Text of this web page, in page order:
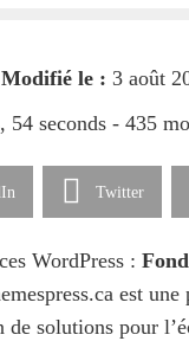
Modifié le : 3 août
54 seconds - 435
Twitter
WordPress :
est
de solutions pour